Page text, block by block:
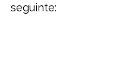
seguinte: